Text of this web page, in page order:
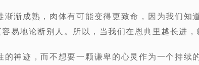
渐渐成熟，肉体有可能变得更致命，因为我们知
易地论断别人。所以，当我们在恩典里越长进
神迹，而不想要一颗谦卑的心灵作为一个持续